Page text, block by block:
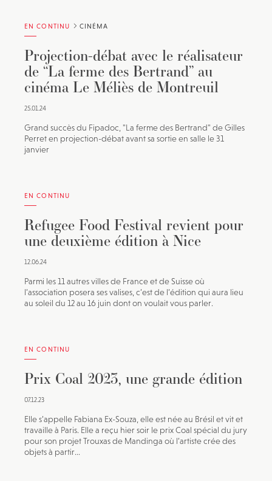
EN CONTINU CINÉMA
Projection-débat avec le réalisateur
de “La ferme des Bertrand” au
cinéma Le Méliès de Montreuil
25.01.24
Grand succès du Fipadoc, "La ferme des Bertrand" de Gilles
Perret en projection-débat avant sa sortie en salle le 31
janvier
EN CONTINU
Refugee Food Festival revient pour
une deuxième édition à Nice
12.06.24
Parmi les 11 autres villes de France et de Suisse où
l’association posera ses valises, c’est de l’édition qui aura lieu
au soleil du 12 au 16 juin dont on voulait vous parler.
EN CONTINU
Prix Coal 2023, une grande édition
07.12.23
Elle s’appelle Fabiana Ex-Souza, elle est née au Brésil et vit et
travaille à Paris. Elle a reçu hier soir le prix Coal spécial du jury
pour son projet Trouxas de Mandinga où l’artiste crée des
objets à partir...